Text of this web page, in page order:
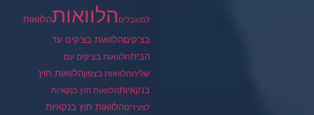
למוגבלים הלוואותהלוואות
בצ'קיםהלוואות בצ'קים עד
הביתהלוואות בצ'קים עם
שליחהלוואות בצפוןהלוואות חוץ
בנקאיותהלוואות חוץ בנקאיות
לצעיריםהלוואות חוץ בנקאיות